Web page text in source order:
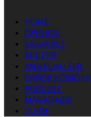
HOME
OPINION
SAMFUND
KULTUR
ANMELDELSER
DANSK HOMO-
PODCAST
MAGASINER
GUIDE